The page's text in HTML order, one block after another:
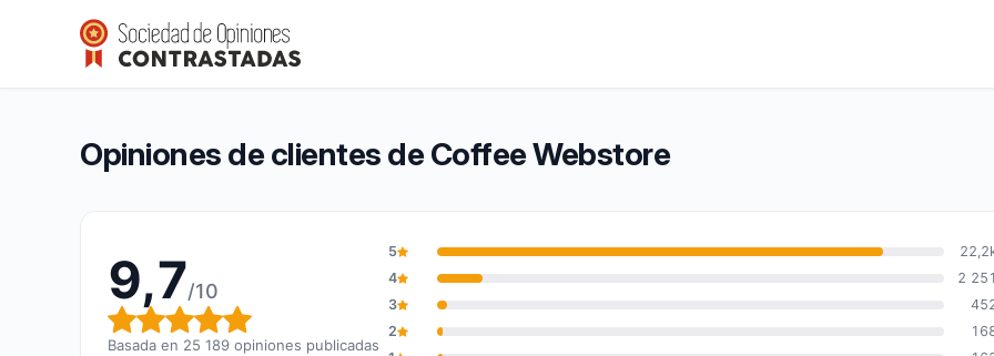
Coffee Webstore
Calificación global: 9,7 de 10
9,7/10(25 189 opiniones)
Opiniones de clientes de Coffee Webstore
9,7/10
Calificación global: 9,7 de 10
Basada en 25 189 opiniones publicadas
5
4
2 251
3
2